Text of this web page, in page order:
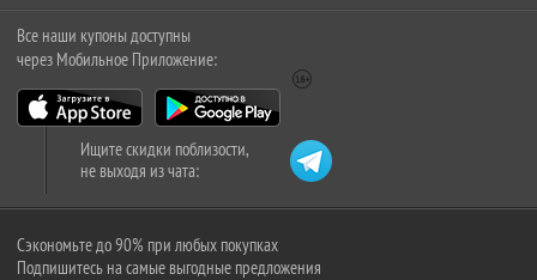
Все наши купоны доступны
через Мобильное Приложение:
Ищите скидки поблизости,
не выходя из чата:
Сэкономьте до 90% при любых покупках
Подпишитесь на самые выгодные предложения